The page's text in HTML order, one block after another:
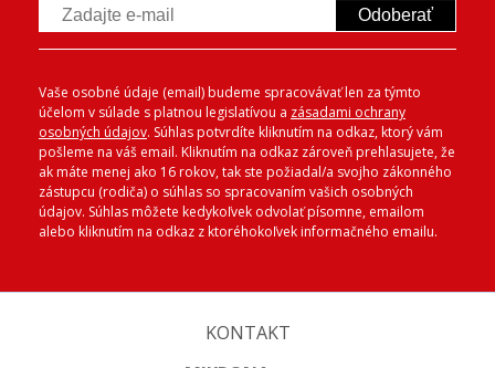
Odoberať
Vaše osobné údaje (email) budeme spracovávať len za týmto
účelom v súlade s platnou legislatívou a zásadami ochrany
osobných údajov. Súhlas potvrdíte kliknutím na odkaz, ktorý vám
pošleme na váš email. Kliknutím na odkaz zároveň prehlasujete, že
ak máte menej ako 16 rokov, tak ste požiadal/a svojho zákonného
zástupcu (rodiča) o súhlas so spracovaním vašich osobných
údajov. Súhlas môžete kedykoľvek odvolať písomne, emailom
alebo kliknutím na odkaz z ktoréhokoľvek informačného emailu.
KONTAKT